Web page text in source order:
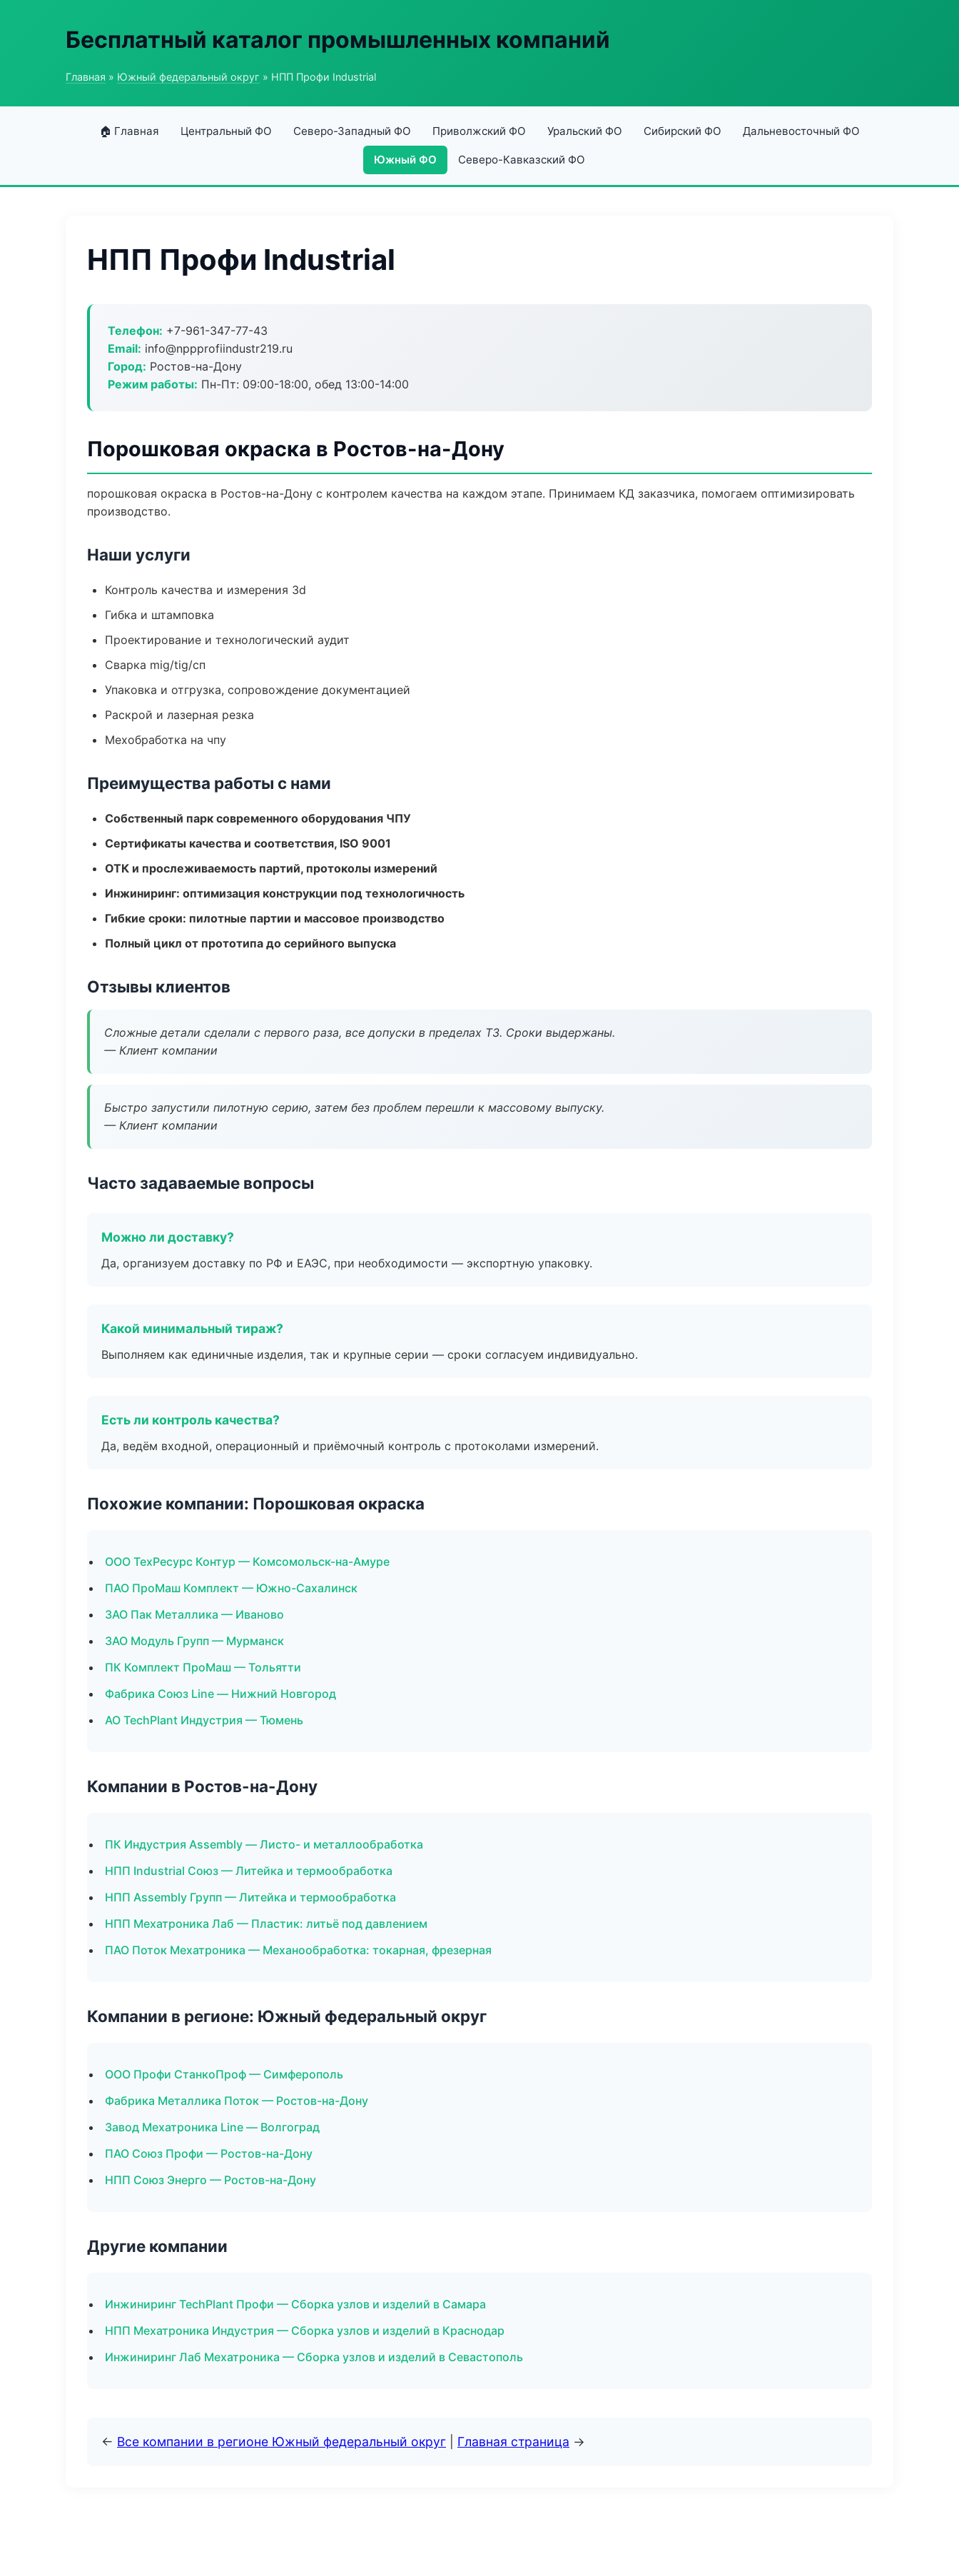
Бесплатный каталог промышленных компаний
Главная » Южный федеральный округ » НПП Профи Industrial
🏠 Главная Центральный ФО Северо-Западный ФО Приволжский ФО Уральский ФО Сибирский ФО Дальневосточный ФО
Южный ФО Северо-Кавказский ФО
НПП Профи Industrial
Телефон: +7-961-347-77-43
Email: info@nppprofiindustr219.ru
Город: Ростов-на-Дону
Режим работы: Пн-Пт: 09:00-18:00, обед 13:00-14:00
Порошковая окраска в Ростов-на-Дону
порошковая окраска в Ростов-на-Дону с контролем качества на каждом этапе. Принимаем КД заказчика, помогаем оптимизировать
производство.
Наши услуги
Контроль качества и измерения 3d
Гибка и штамповка
Проектирование и технологический аудит
Сварка mig/tig/сп
Упаковка и отгрузка, сопровождение документацией
Раскрой и лазерная резка
Мехобработка на чпу
Преимущества работы с нами
Собственный парк современного оборудования ЧПУ
Сертификаты качества и соответствия, ISO 9001
ОТК и прослеживаемость партий, протоколы измерений
Инжиниринг: оптимизация конструкции под технологичность
Гибкие сроки: пилотные партии и массовое производство
Полный цикл от прототипа до серийного выпуска
Отзывы клиентов
Сложные детали сделали с первого раза, все допуски в пределах ТЗ. Сроки выдержаны.
— Клиент компании
Быстро запустили пилотную серию, затем без проблем перешли к массовому выпуску.
— Клиент компании
Часто задаваемые вопросы
Можно ли доставку?
Да, организуем доставку по РФ и ЕАЭС, при необходимости — экспортную упаковку.
Какой минимальный тираж?
Выполняем как единичные изделия, так и крупные серии — сроки согласуем индивидуально.
Есть ли контроль качества?
Да, ведём входной, операционный и приёмочный контроль с протоколами измерений.
Похожие компании: Порошковая окраска
ООО ТехРесурс Контур — Комсомольск-на-Амуре
ПАО ПроМаш Комплект — Южно-Сахалинск
ЗАО Пак Металлика — Иваново
ЗАО Модуль Групп — Мурманск
ПК Комплект ПроМаш — Тольятти
Фабрика Союз Line — Нижний Новгород
АО TechPlant Индустрия — Тюмень
Компании в Ростов-на-Дону
ПК Индустрия Assembly — Листо- и металлообработка
НПП Industrial Союз — Литейка и термообработка
НПП Assembly Групп — Литейка и термообработка
НПП Мехатроника Лаб — Пластик: литьё под давлением
ПАО Поток Мехатроника — Механообработка: токарная, фрезерная
Компании в регионе: Южный федеральный округ
ООО Профи СтанкоПроф — Симферополь
Фабрика Металлика Поток — Ростов-на-Дону
Завод Мехатроника Line — Волгоград
ПАО Союз Профи — Ростов-на-Дону
НПП Союз Энерго — Ростов-на-Дону
Другие компании
Инжиниринг TechPlant Профи — Сборка узлов и изделий в Самара
НПП Мехатроника Индустрия — Сборка узлов и изделий в Краснодар
Инжиниринг Лаб Мехатроника — Сборка узлов и изделий в Севастополь
← Все компании в регионе Южный федеральный округ Главная страница →